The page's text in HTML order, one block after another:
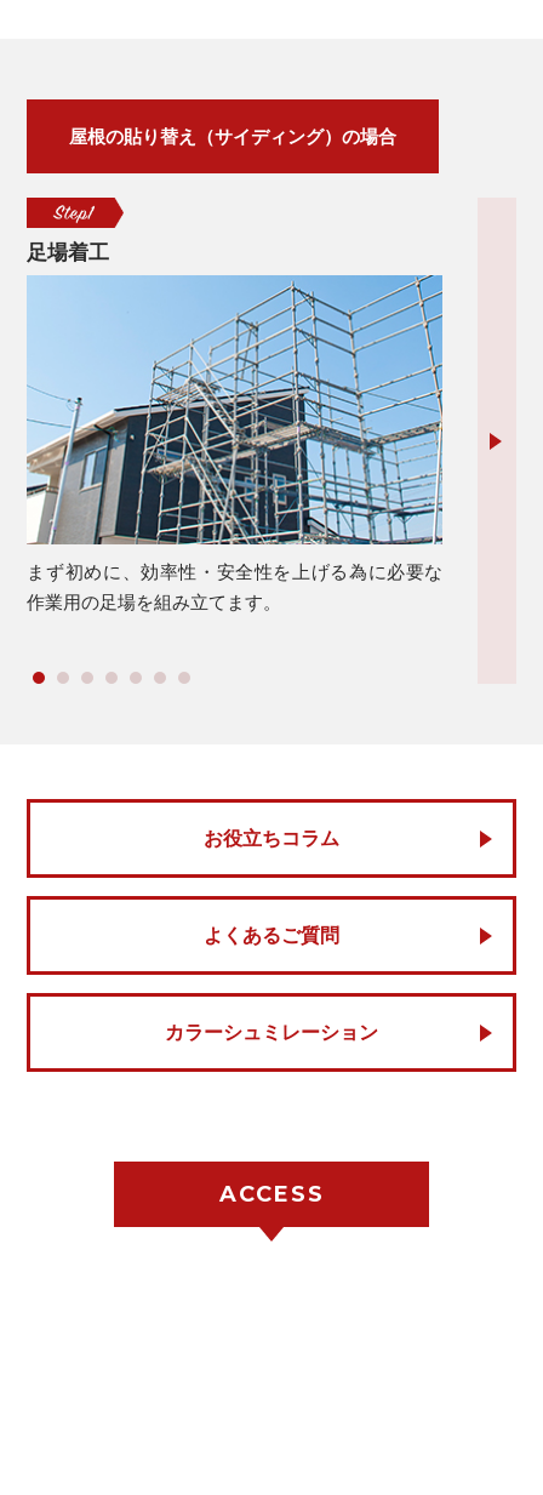
屋根の貼り替え（サイディング）の場合
足場着工
まず初めに、効率性・安全性を上げる為に必要な
作業用の足場を組み立てます。
お役立ちコラム
よくあるご質問
カラーシュミレーション